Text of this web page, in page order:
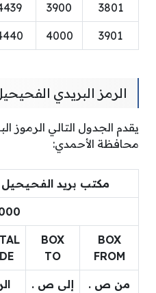
3801
3900
3901
4000
الرمز البريدي
يقدم الجدول التالي الرموز
محافظة الأحمدي:
مكتب بريد الفـحـيـحـيل FAHAHEEL OFFICE
BOX
FROM
BOX
TO
من ص .
إلى ص .